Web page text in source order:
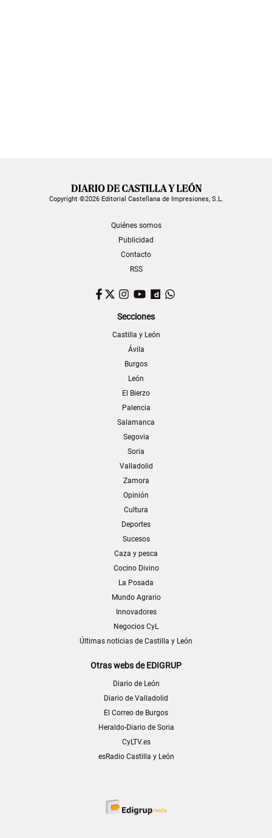
Copyright ©2026 Editorial Castellana de Impresiones, S.L.
Quiénes somos
Publicidad
Contacto
RSS
Facebook
TwitterInstagram
YouTubeDailymotion
Secciones
Castilla y León
Ávila
Burgos
León
El Bierzo
Palencia
Salamanca
Segovia
Soria
Valladolid
Zamora
Opinión
Cultura
Deportes
Sucesos
Caza y pesca
Cocino Divino
La Posada
Mundo Agrario
Innovadores
Negocios CyL
Últimas noticias de Castilla y León
Otras webs de EDIGRUP
Diario de León
Diario de Valladolid
El Correo de Burgos
Heraldo-Diario de Soria
CyLTV.es
esRadio Castilla y León